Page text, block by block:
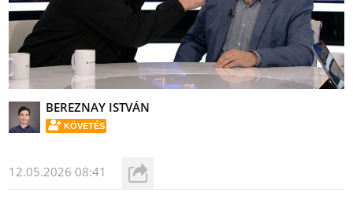
BEREZNAY ISTVÁN
KÖVETÉS
12.05.2026 08:41